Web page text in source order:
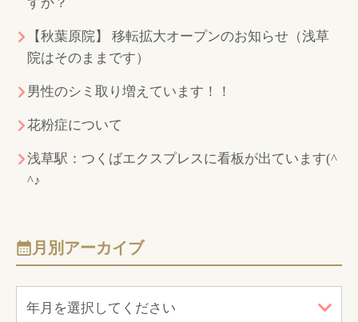
【秋葉原院】 移転拡大オープンのお知らせ（浅草
院はそのままです）
男性のシミ取り増えています！！
花粉症について
浅草駅：つくばエクスプレスに看板が出ています(^
^♪
月別アーカイブ
年月を選択してください